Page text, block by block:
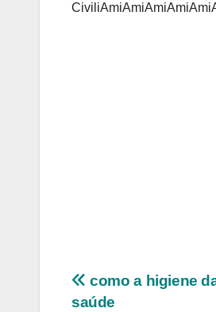
Navegação
como a higiene
saúde